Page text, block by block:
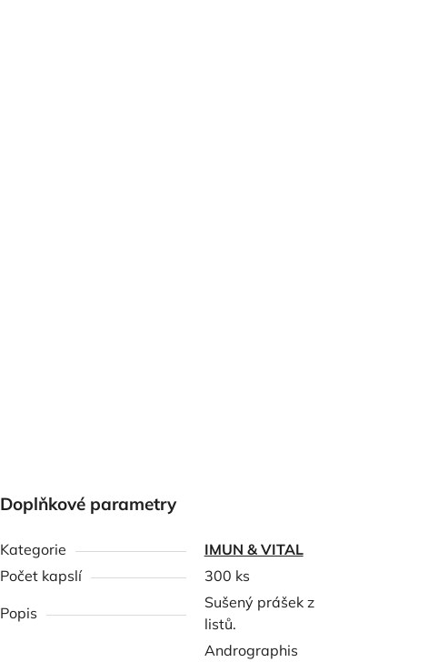
Doplňkové parametry
Kategorie
IMUN & VITAL
Počet kapslí
300 ks
Popis
Sušený prášek z
listů.
Andrographis